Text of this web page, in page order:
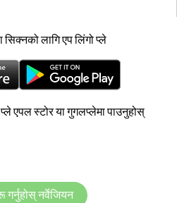
लागि एप लिंगो प्ले
एपल स्टोर या गुगलप्लेमा पाउनुहोस्
नर्वेजियन